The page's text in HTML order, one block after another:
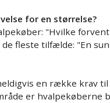
Lydighed (LP)
Spor og
for en størrelse?
"Hvilke
fleste tilfælde: "En
en række krav
er hvalpekøberne